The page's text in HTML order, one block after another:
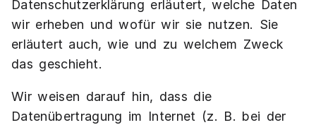
Datenschutzerklärung erläutert, welche Daten
wir erheben und wofür wir sie nutzen. Sie
erläutert auch, wie und zu welchem Zweck
das geschieht.
Wir weisen darauf hin, dass die
Datenübertragung im Internet (z. B. bei der